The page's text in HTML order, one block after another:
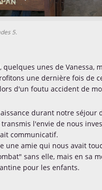
5.
unes de
une dernière fois de
d'un foutu accident de
durant notre
l'envie de nous
communicatif.
une amie qui nous avait
sans elle, mais en sa
pour les enfants.